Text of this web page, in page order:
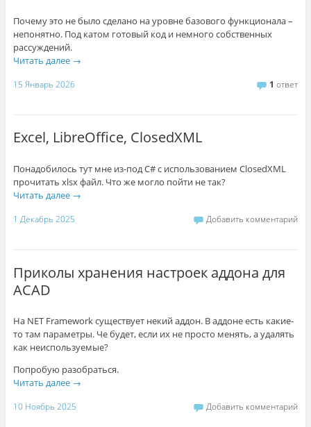
Почему это не было сделано на уровне базового функционала –
непонятно. Под катом готовый код и немного собственных
рассуждений.
Читать далее →
15 Январь 2026 1 ответ
Excel, LibreOffice, ClosedXML
Понадобилось тут мне из-под C# с использованием ClosedXML
прочитать xlsx файл. Что же могло пойти не так?
Читать далее →
1 Декабрь 2025 Добавить комментарий
Приколы хранения настроек аддона для
ACAD
На NET Framework существует некий аддон. В аддоне есть какие-
то там параметры. Че будет, если их не просто менять, а удалять
как неиспользуемые?
Попробую разобраться.
Читать далее →
10 Ноябрь 2025 Добавить комментарий